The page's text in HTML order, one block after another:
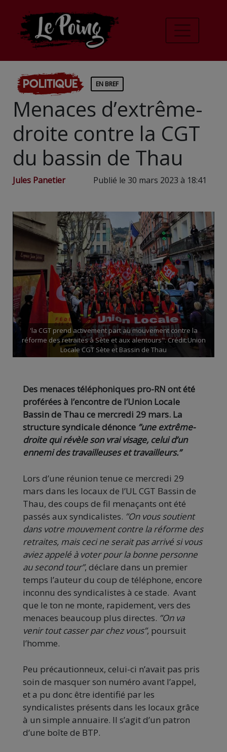
Politique EN BREF
Menaces d’extrême-
droite contre la CGT
du bassin de Thau
Jules Panetier Publié le 30 mars 2023 à 18:41
'la CGT prend activement part au mouvement contre la
réforme des retraites à Sète et aux alentours''. Crédit:Union
Locale CGT Sète et Bassin de Thau
Des menaces téléphoniques pro-RN ont été
proférées à l’encontre de l’Union Locale
Bassin de Thau ce mercredi 29 mars. La
structure syndicale dénonce ”une extrême-
droite qui révèle son vrai visage, celui d’un
ennemi des travailleuses et travailleurs.”
Lors d’une réunion tenue ce mercredi 29
mars dans les locaux de l’UL CGT Bassin de
Thau, des coups de fil menaçants ont été
passés aux syndicalistes. ”On vous soutient
dans votre mouvement contre la réforme des
retraites, mais ceci ne serait pas arrivé si vous
aviez appelé à voter pour la bonne personne
au second tour”, déclare dans un premier
temps l’auteur du coup de téléphone, encore
inconnu des syndicalistes à ce stade. Avant
que le ton ne monte, rapidement, vers des
menaces beaucoup plus directes. ”On va
venir tout casser par chez vous”, poursuit
l’homme.
Peu précautionneux, celui-ci n’avait pas pris
soin de masquer son numéro avant l’appel,
et a pu donc être identifié par les
syndicalistes présents dans les locaux grâce
à un simple annuaire. Il s’agit d’un patron
d’une boîte de BTP.